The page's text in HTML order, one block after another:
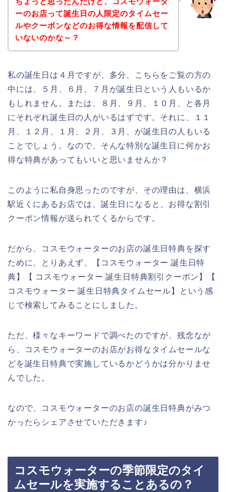
ーのお店って誕生日の人限定のタイムセー
ルやクーポンなどのお得な情報を配信して
いないのかな～？
私の誕生日は４月ですが、多分、こちらをご覧の方の
中には、５月、６月、７月が誕生日という人もいるか
もしれません。または、８月、９月、１０月、と各月
にそれぞれ誕生日の人がいるはずです。それに、１１
月、１２月、１月、２月、３月、が誕生日の人もいる
ことでしょう。なので、そんな特別な誕生日に何かお
得な特典があってもいいと思いませんか？
このように私自身思ったのですが、その理由は、横浜
駅近くにあるお店では、誕生日になると、お得な割引
クーポン情報が送られてくるからです。
だから、コスモウォーターのお店の誕生日特典を探す
ために、とりあえず、【コスモウォーター 誕生日特
典】【 コスモウォーター 誕生日特典割引クーポン】【
コスモウォーター 誕生日特典タイムセール】という感
じで検索してみることにしました。
ただ、様々なキーワードで調べたのですが、残念なが
ら、コスモウォーターのお店がお得なタイムセールな
どを誕生日特典で実施しているかどうかは分かりませ
んでした。
なので、コスモウォーターのお店の誕生日特典がみつ
かったらシェアさせていただきます♪
コスモウォーターの季節限定のタイ
ムセールを実施することあるの？